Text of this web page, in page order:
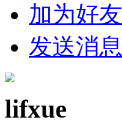
加为好友
发送消息
lifxue